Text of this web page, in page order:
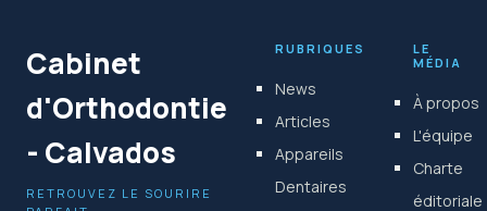
Cabinet
d'Orthodontie
- Calvados
RETROUVEZ LE SOURIRE
RUBRIQUES
News
Articles
Appareils
Dentaires
LE
MÉDIA
À propos
L'équipe
Charte
éditoriale